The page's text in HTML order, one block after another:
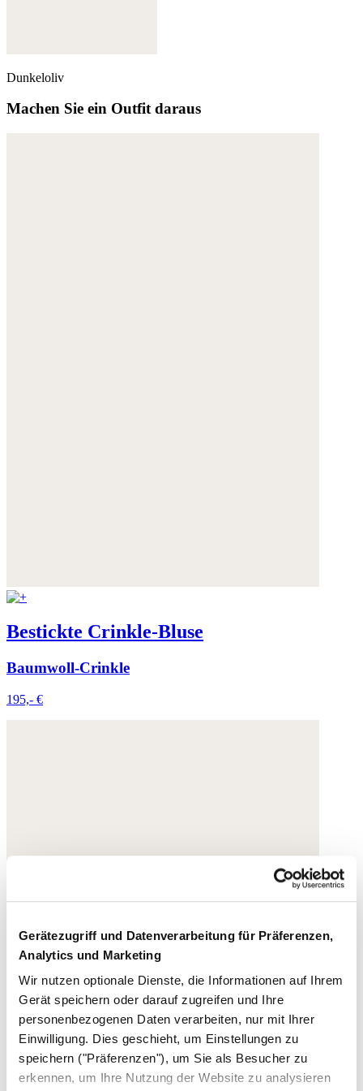
Gerätezugriff und Datenverarbeitung für Präferenzen,
Analytics und Marketing
Wir nutzen optionale Dienste, die Informationen auf Ihrem
Gerät speichern oder darauf zugreifen und Ihre
personenbezogenen Daten verarbeiten, nur mit Ihrer
Einwilligung. Dies geschieht, um Einstellungen zu
speichern ("Präferenzen"), um Sie als Besucher zu
erkennen, um Ihre Nutzung der Website zu analysieren
Dunkeloliv
Machen Sie ein Outfit daraus
Bestickte Crinkle-Bluse
Baumwoll-Crinkle
195,- €